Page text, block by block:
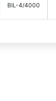
BIL-4/4000